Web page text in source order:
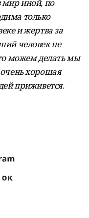
мир иной, по
только
и жертва за
человек не
можем делать мы
хорошая
приживется.